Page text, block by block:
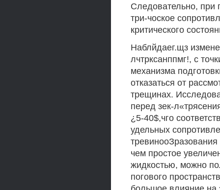
Следовательно, при
три-чоское
критического
Наблйдаег.щз
лчтрксанппмг!, с
механизма
отказаться от
трещинах.
перед зек-
¿5-40$,чго
удельных
чем простое
жидкостью, можно
погового